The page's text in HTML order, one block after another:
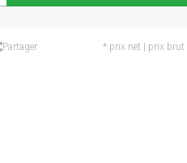
Partager * prix net | prix brut